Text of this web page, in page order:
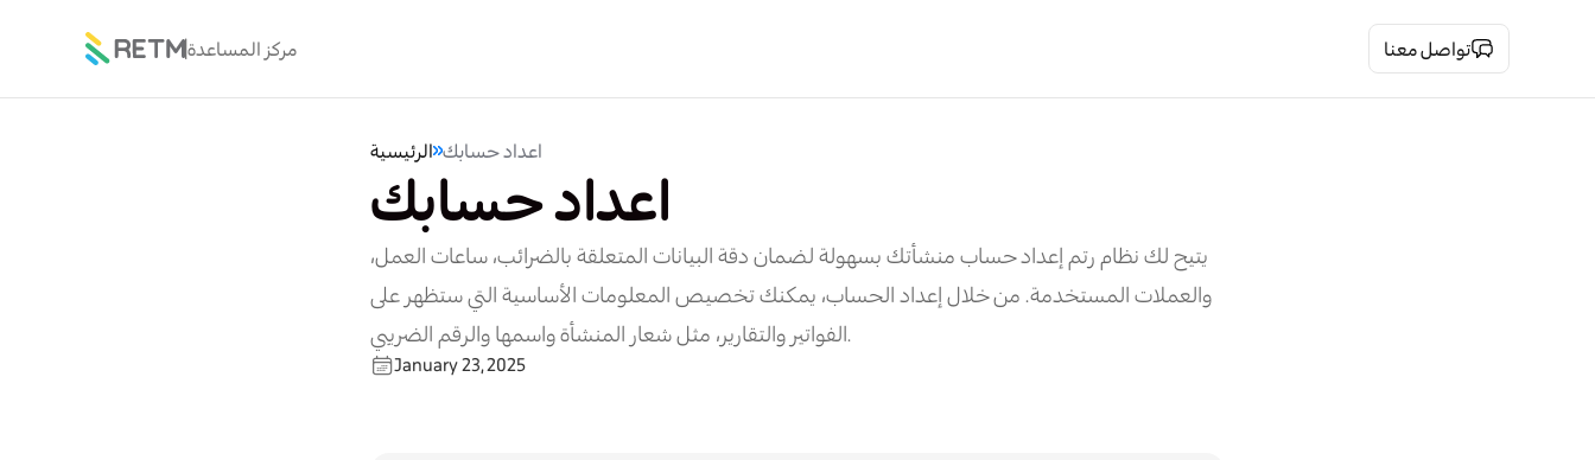
مركز المساعدة تواصل معنا
الرئيسية اعداد حسابك
اعداد حسابك
يتيح لك نظام رتم إعداد حساب منشأتك بسهولة لضمان دقة البيانات المتعلقة بالضرائب، ساعات العمل،
والعملات المستخدمة. من خلال إعداد الحساب، يمكنك تخصيص المعلومات الأساسية التي ستظهر على
الفواتير والتقارير، مثل شعار المنشأة واسمها والرقم الضريبي.
January 23, 2025